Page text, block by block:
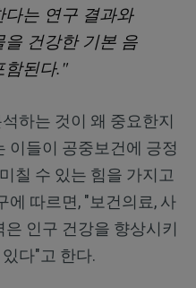
다는 연구 결과와
을 건강한 기본 음
함된다."
하는 것이 왜 중요한지
이들이 공중보건에 긍정
칠 수 있는 힘을 가지고
따르면, "보건의료, 사
인구 건강을 향상시키
다"고 한다.